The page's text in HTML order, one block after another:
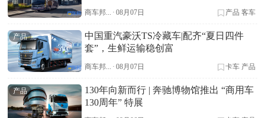
商车邦... · 08月07日 产品 客车
产品
中国重汽豪沃TS冷藏车|配齐“夏日四件
套”，生鲜运输稳创富
商车邦... · 08月07日 卡车 产品
产品
130年向新而行 | 奔驰博物馆推出 “商用车
130周年” 特展